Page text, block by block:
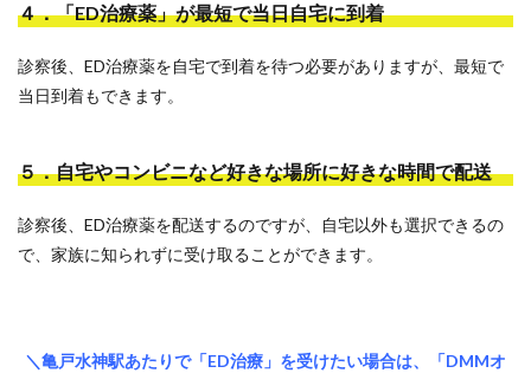
４．「ED治療薬」が最短で当日自宅に到着
診察後、ED治療薬を自宅で到着を待つ必要がありますが、最短で
当日到着もできます。
５．自宅やコンビニなど好きな場所に好きな時間で配送
診察後、ED治療薬を配送するのですが、自宅以外も選択できるの
で、家族に知られずに受け取ることができます。
＼亀戸水神駅あたりで「ED治療」を受けたい場合は、「DMMオ